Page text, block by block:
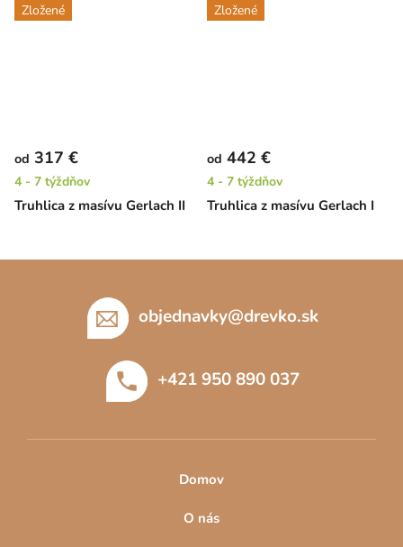
Zložené
Truhlica z masívu Gerlach II
od 317 €
4 - 7 týždňov
Zložené
Truhlica z masívu Gerlach I
od 442 €
4 - 7 týždňov
objednavky@drevko.sk
+421 950 890 037
Domov
O nás